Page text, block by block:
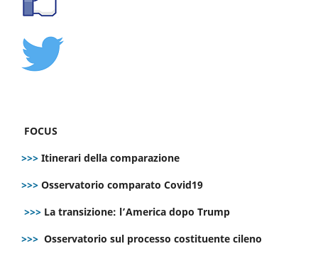
FOCUS
>>> Itinerari della comparazione
>>> Osservatorio comparato Covid19
>>> La transizione: l’America dopo Trump
>>> Osservatorio sul processo costituente cileno